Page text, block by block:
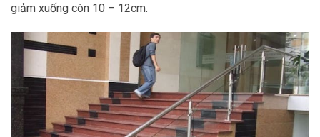
giảm xuống còn 10 – 12cm.